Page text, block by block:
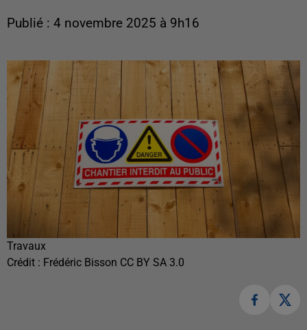
Publié : 4 novembre 2025 à 9h16
Travaux
Crédit : Frédéric Bisson CC BY SA 3.0